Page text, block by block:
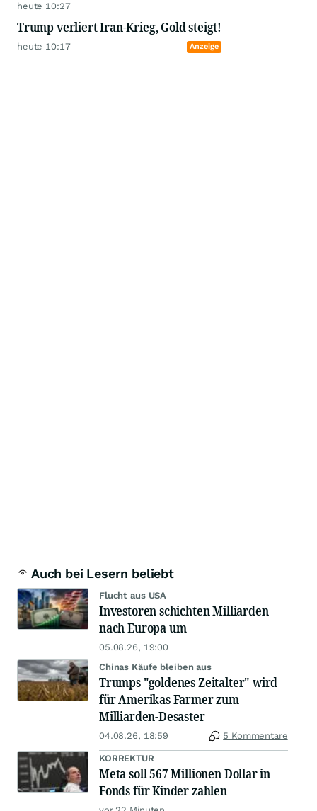
heute 10:27
Trump verliert Iran-Krieg, Gold steigt!
heute 10:17 Anzeige
Auch bei Lesern beliebt
Flucht aus USA
Investoren schichten Milliarden
nach Europa um
05.08.26, 19:00
Chinas Käufe bleiben aus
Trumps "goldenes Zeitalter" wird
für Amerikas Farmer zum
Milliarden-Desaster
04.08.26, 18:59 5 Kommentare
KORREKTUR
Meta soll 567 Millionen Dollar in
Fonds für Kinder zahlen